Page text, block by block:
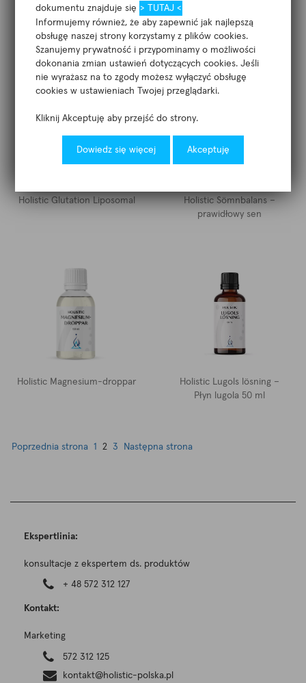
dokumentu znajduje się > TUTAJ <
Informujemy również, że aby zapewnić jak najlepszą
obsługę naszej strony korzystamy z plików cookies.
Szanujemy prywatność i przypominamy o możliwości
dokonania zmian ustawień dotyczących cookies. Jeśli
nie wyrażasz na to zgody możesz wyłączyć obsługę
cookies w ustawieniach Twojej przeglądarki.
Kliknij Akceptuję aby przejść do strony.
Dowiedz się więcej Akceptuję
Holistic Lactovitalis® pro
(20 miliardów bakterii z 12
szczepów)
Holistic UltraTarm (nowy)
Holistic Glutation Liposomal
Holistic Sömnbalans –
prawidłowy sen
Holistic Magnesium-droppar
Holistic Lugols lösning –
Płyn lugola 50 ml
Nawigacja
Poprzednia strona Strona
1 Strona
2 Strona
3 Następna strona
Ekspertlinia:
konsultacje z ekspertem ds. produktów
+ 48 572 312 127
Kontakt:
Marketing
572 312 125
kontakt@holistic-polska.pl